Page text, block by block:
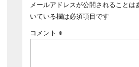
メールアドレスが公開されることは
いている欄は必須項目です
コメント ※